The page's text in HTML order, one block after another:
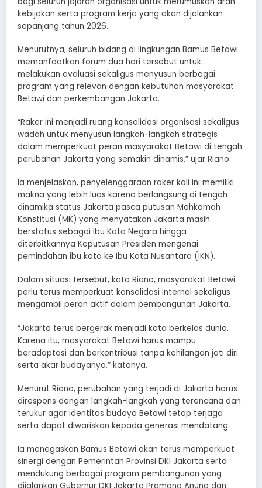
kebijakan serta program kerja yang akan dijalankan
sepanjang tahun 2026.
Menurutnya, seluruh bidang di lingkungan Bamus Betawi
memanfaatkan forum dua hari tersebut untuk
melakukan evaluasi sekaligus menyusun berbagai
program yang relevan dengan kebutuhan masyarakat
Betawi dan perkembangan Jakarta.
“Raker ini menjadi ruang konsolidasi organisasi sekaligus
wadah untuk menyusun langkah-langkah strategis
dalam memperkuat peran masyarakat Betawi di tengah
perubahan Jakarta yang semakin dinamis,” ujar Riano.
Ia menjelaskan, penyelenggaraan raker kali ini memiliki
makna yang lebih luas karena berlangsung di tengah
dinamika status Jakarta pasca putusan Mahkamah
Konstitusi (MK) yang menyatakan Jakarta masih
berstatus sebagai Ibu Kota Negara hingga
diterbitkannya Keputusan Presiden mengenai
pemindahan ibu kota ke Ibu Kota Nusantara (IKN).
Dalam situasi tersebut, kata Riano, masyarakat Betawi
perlu terus memperkuat konsolidasi internal sekaligus
mengambil peran aktif dalam pembangunan Jakarta.
“Jakarta terus bergerak menjadi kota berkelas dunia.
Karena itu, masyarakat Betawi harus mampu
beradaptasi dan berkontribusi tanpa kehilangan jati diri
serta akar budayanya,” katanya.
Menurut Riano, perubahan yang terjadi di Jakarta harus
direspons dengan langkah-langkah yang terencana dan
terukur agar identitas budaya Betawi tetap terjaga
serta dapat diwariskan kepada generasi mendatang.
Ia menegaskan Bamus Betawi akan terus memperkuat
sinergi dengan Pemerintah Provinsi DKI Jakarta serta
mendukung berbagai program pembangunan yang